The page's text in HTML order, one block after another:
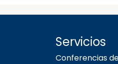
Servicios
Conferencias